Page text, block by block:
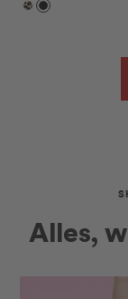
LeoSchwarz
Alles,